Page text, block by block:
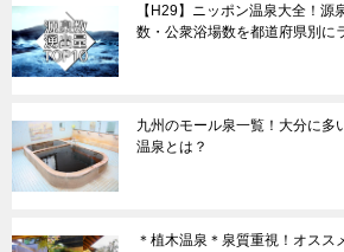
【H29】ニッポン温泉大全！源
数・公衆浴場数を都道府県別に
九州のモール泉一覧！大分に多
温泉とは？
＊植木温泉＊泉質重視！オスス